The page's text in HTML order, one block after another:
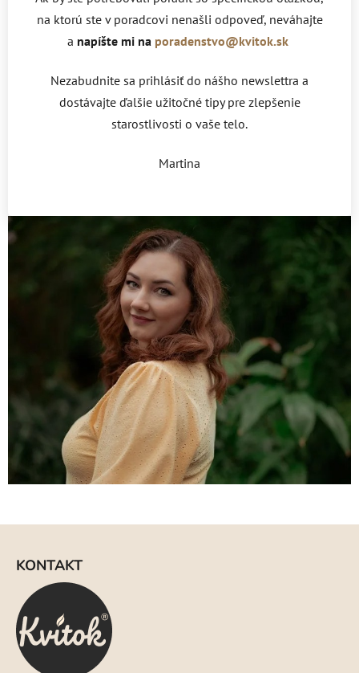
na ktorú ste v poradcovi nenašli odpoveď, neváhajte
a napíšte mi na poradenstvo@kvitok.sk
Nezabudnite sa prihlásiť do nášho newslettra a
dostávajte ďalšie užitočné tipy pre zlepšenie
starostlivosti o vaše telo.
Martina
KONTAKT